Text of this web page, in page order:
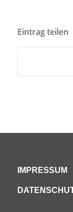
Eintrag teilen
IMPRESSUM